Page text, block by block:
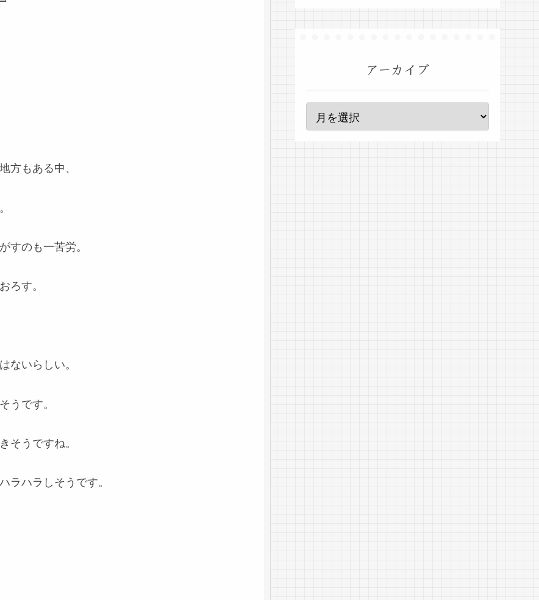
方もある中、
すのも一苦労。
ろす。
ないらしい。
うです。
そうですね。
ラハラしそうです。
アーカイブ